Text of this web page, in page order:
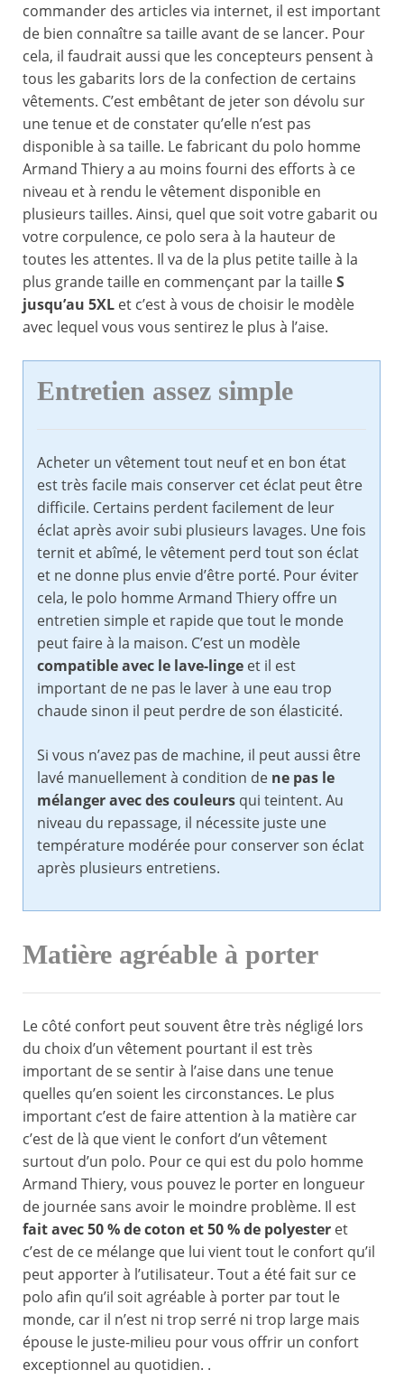
commander des articles via internet, il est important
de bien connaître sa taille avant de se lancer. Pour
cela, il faudrait aussi que les concepteurs pensent à
tous les gabarits lors de la confection de certains
vêtements. C’est embêtant de jeter son dévolu sur
une tenue et de constater qu’elle n’est pas
disponible à sa taille. Le fabricant du polo homme
Armand Thiery a au moins fourni des efforts à ce
niveau et à rendu le vêtement disponible en
plusieurs tailles. Ainsi, quel que soit votre gabarit ou
votre corpulence, ce polo sera à la hauteur de
toutes les attentes. Il va de la plus petite taille à la
plus grande taille en commençant par la tailleS
jusqu’au 5XL et c’est à vous de choisir le modèle
avec lequel vous vous sentirez le plus à l’aise.
Entretien assez simple
Acheter un vêtement tout neuf et en bon état
est très facile mais conserver cet éclat peut être
difficile. Certains perdent facilement de leur
éclat après avoir subi plusieurs lavages. Une fois
ternit et abîmé, le vêtement perd tout son éclat
et ne donne plus envie d’être porté. Pour éviter
cela, le polo homme Armand Thiery offre un
entretien simple et rapide que tout le monde
peut faire à la maison. C’est un modèle
compatible avec le lave-linge et il est
important de ne pas le laver à une eau trop
chaude sinon il peut perdre de son élasticité.
Si vous n’avez pas de machine, il peut aussi être
lavé manuellement à condition de ne pas le
mélanger avec des couleurs qui teintent. Au
niveau du repassage, il nécessite juste une
température modérée pour conserver son éclat
après plusieurs entretiens.
Matière agréable à porter
Le côté confort peut souvent être très négligé lors
du choix d’un vêtement pourtant il est très
important de se sentir à l’aise dans une tenue
quelles qu’en soient les circonstances. Le plus
important c’est de faire attention à la matière car
c’est de là que vient le confort d’un vêtement
surtout d’un polo. Pour ce qui est du polo homme
Armand Thiery, vous pouvez le porter en longueur
de journée sans avoir le moindre problème. Il est
fait avec 50 % de coton et 50 % de polyester et
c’est de ce mélange que lui vient tout le confort qu’il
peut apporter à l’utilisateur. Tout a été fait sur ce
polo afin qu’il soit agréable à porter par tout le
monde, car il n’est ni trop serré ni trop large mais
épouse le juste-milieu pour vous offrir un confort
exceptionnel au quotidien. .